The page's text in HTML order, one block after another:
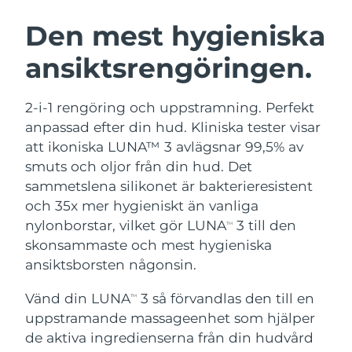
Den mest hygieniska
ansiktsrengöringen.
2-i-1 rengöring och uppstramning. Perfekt
anpassad efter din hud. Kliniska tester visar
att ikoniska LUNA™ 3 avlägsnar 99,5% av
smuts och oljor från din hud. Det
sammetslena silikonet är bakterieresistent
och 35x mer hygieniskt än vanliga
nylonborstar, vilket gör LUNATM
3 till den
skonsammaste och mest hygieniska
ansiktsborsten någonsin.
Vänd din LUNATM
3 så förvandlas den till en
uppstramande massageenhet som hjälper
de aktiva ingredienserna från din hudvård
LUNA™ 4-paket
Anti-aging massage
LUNA™ 4 Plus
Massage, LED heating
For men, anti-aging massage
BEAR™ 2-paket
Microcurrent toning
BEAR™ 2 go
Microcurrent toning on-the-go
Microcurrent line smoothing device
Återfuktning
UFO™ 3-paket
Deep facial hydration
UFO™ 3 LED
Near-infrared and red light therapy
device
Munvård
issa™ 4
Hybrid silicone sonic toothbrush
issa™ 4 plus
Smart hybrid silicone sonic toothbrush
FAQ™ ANTI-AGING-BEHANDLING
Anti-aging LED-behandlingar
NEW
Österrike Förväntad leverans 8/10/26
Bahrain Förväntad leverans8/11/26
Belgien
Bermuda Förväntad leverans 8/16/26
Bosnien och
Hercegovina
Förväntad leverans 8/13/26
Brunei Förväntad leverans8/15/26
Bulgarien Förväntad leverans
Kanada Förväntad leverans 8/14/26
Chile Förväntad leverans8/14/26